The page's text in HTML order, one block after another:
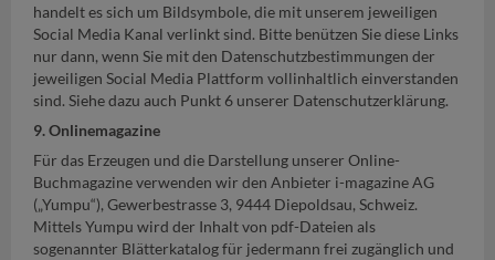
handelt es sich um Bildsymbole, die mit unserem jeweiligen
Social Media Kanal verlinkt sind. Bitte benützen Sie diese Links
nur dann, wenn Sie mit den Datenschutzbestimmungen der
jeweiligen Social Media Plattform vollinhaltlich einverstanden
sind. Siehe dazu auch Punkt 6 unserer Datenschutzerklärung.
9. Onlinemagazine
Für das Erzeugen und die Darstellung unserer Online-
Buchmagazine verwenden wir den Anbieter i-magazine AG
(„Yumpu“), Gewerbestrasse 3, 9444 Diepoldsau, Schweiz.
Mittels Yumpu wird der Inhalt von pdf-Dateien als
sogenannter Blätterkatalog für jedermann frei zugänglich und